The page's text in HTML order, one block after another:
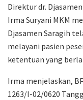
Direktur dr.
Irma Suryani MKM
Djasamen Saragih
melayani pasien
ketentuan yang
Irma menjelaskan,
1263/I-02/0620